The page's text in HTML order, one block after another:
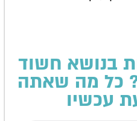
בנושא חשוד
כל מה שאתה
עכשיו